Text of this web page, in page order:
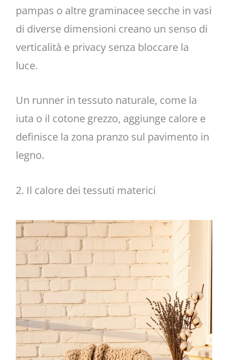
pampas o altre graminacee secche in vasi
di diverse dimensioni creano un senso di
verticalità e privacy senza bloccare la
luce.
Un runner in tessuto naturale, come la
iuta o il cotone grezzo, aggiunge calore e
definisce la zona pranzo sul pavimento in
legno.
2. Il calore dei tessuti materici